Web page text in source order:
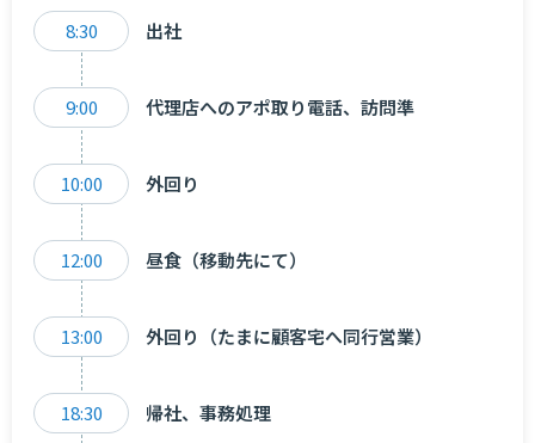
8:30 出社
9:00 代理店へのアポ取り電話、訪問準
10:00 外回り
12:00 昼食（移動先にて）
13:00 外回り（たまに顧客宅へ同行営業）
18:30 帰社、事務処理